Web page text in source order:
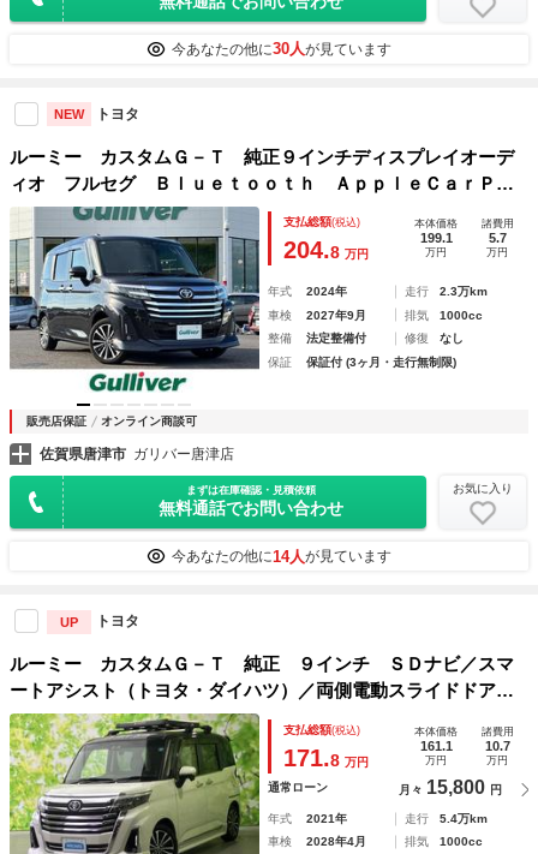
今あなたの他に30人が見ています
NEW トヨタ
ルーミー カスタムＧ－Ｔ 純正９インチディスプレイオーデ
ィオ フルセグ Ｂｌｕｅｔｏｏｔｈ ＡｐｐｌｅＣａｒＰｌ
ａｙ対応 バックカメラ 両側パワースライドドア スマート
アシスト シートヒーター ＥＴＣ ドライブレコーダー
支払総額(税込)
204.8 万円
本体価格
199.1
万円
諸費用
5.7
万円
年式 2024年 走行
2.3万km
車検
2027年9月 排気
1000cc
整備
法定整備付 修復
なし
保証
保証付 (3ヶ月・走行無制限)
販売店保証 オンライン商談可
佐賀県唐津市 ガリバー唐津店
まずは在庫確認・見積依頼
無料通話でお問い合わせ
お気に入り
今あなたの他に14人が見ています
UP トヨタ
ルーミー カスタムＧ－Ｔ 純正 ９インチ ＳＤナビ／スマ
ートアシスト（トヨタ・ダイハツ）／両側電動スライドドア／
シートヒーター 前席／車線逸脱防止支援システム／ドライブ
レコーダー 社外／ヘッドランプ ＬＥＤ
支払総額(税込)
171.8 万円
本体価格
161.1
万円
諸費用
10.7
万円
通常ローン 月々 15,800 円
年式 2021年 走行
5.4万km
車検
2028年4月 排気
1000cc